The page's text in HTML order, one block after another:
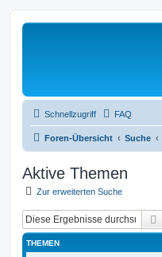
Schnellzugriff FAQ
Foren-Übersicht Suche
Aktive Themen
Zur erweiterten Suche
THEMEN